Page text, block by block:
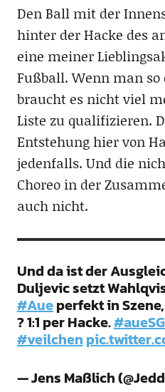
Den Ball mit der
hinter der Hacke des
eine meiner
Fußball. Wenn man so
braucht es nicht viel
Liste zu qualifizieren.
Entstehung hier von
jedenfalls. Und die
Choreo in der
auch nicht.
Und da ist der
Duljevic setzt
#Aueperfekt in
? 1:1 per Hacke.
#veilchen
— Jens Maßlich